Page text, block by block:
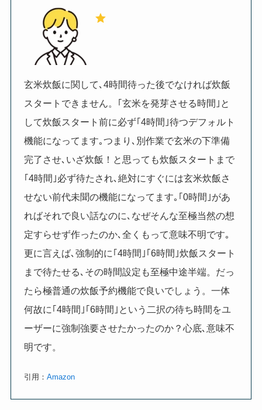
玄米炊飯に関して､4時間待った後でなければ炊飯
スタートできません。｢玄米を発芽させる時間｣と
して炊飯スタート前に必ず｢4時間｣待つデフォルト
機能になってます｡つまり､別作業で玄米の下準備
完了させ､いざ炊飯！と思っても炊飯スタートまで
｢4時間｣必ず待たされ､絶対にすぐには玄米炊飯さ
せない前代未聞の機能になってます｡｢0時間｣があ
ればそれで良い話なのに､なぜそんな至極当然の想
定すらせず作ったのか､全くもって意味不明です｡
更に言えば､強制的に｢4時間｣｢6時間｣炊飯スタート
まで待たせる､その時間設定も至極中途半端。だっ
たら極普通の炊飯予約機能で良いでしょう。一体
何故に｢4時間｣｢6時間｣という二択の待ち時間をユ
ーザーに強制強要させたかったのか？心底､意味不
明です。
引用：Amazon